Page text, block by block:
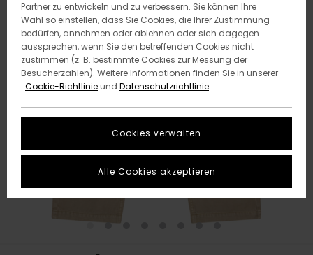
Partner zu entwickeln und zu verbessern. Sie können Ihre
Wahl so einstellen, dass Sie Cookies, die Ihrer Zustimmung
bedürfen, annehmen oder ablehnen oder sich dagegen
aussprechen, wenn Sie den betreffenden Cookies nicht
zustimmen (z. B. bestimmte Cookies zur Messung der
Besucherzahlen). Weitere Informationen finden Sie in unserer
: Cookie-Richtlinieund Datenschutzrichtlinie
Cookies verwalten
Alle Cookies akzeptieren